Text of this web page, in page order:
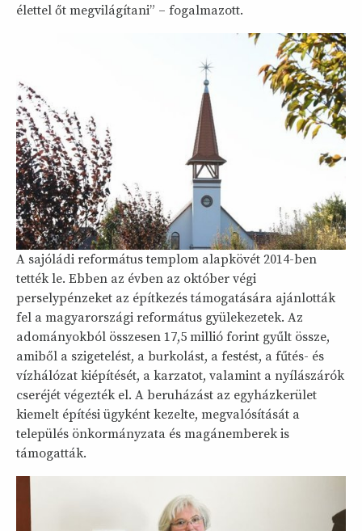
élettel őt megvilágítani” – fogalmazott.
A sajóládi református templom alapkövét 2014-ben
tették le. Ebben az évben az október végi
perselypénzeket az építkezés támogatására ajánlották
fel a magyarországi református gyülekezetek. Az
adományokból összesen 17,5 millió forint gyűlt össze,
amiből a szigetelést, a burkolást, a festést, a fűtés- és
vízhálózat kiépítését, a karzatot, valamint a nyílászárók
cseréjét végezték el. A beruházást az egyházkerület
kiemelt építési ügyként kezelte, megvalósítását a
település önkormányzata és magánemberek is
támogatták.